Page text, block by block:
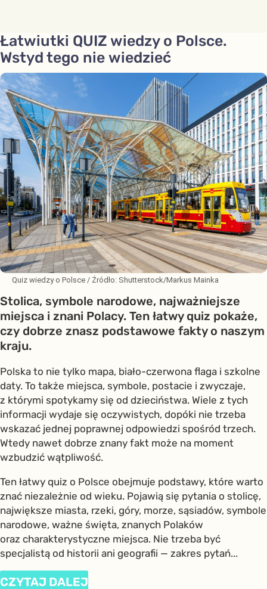
Łatwiutki QUIZ wiedzy o Polsce.
Wstyd tego nie wiedzieć
Quiz wiedzy o Polsce / Źródło: Shutterstock/Markus Mainka
Stolica, symbole narodowe, najważniejsze
miejsca i znani Polacy. Ten łatwy quiz pokaże,
czy dobrze znasz podstawowe fakty o naszym
kraju.
Polska to nie tylko mapa, biało-czerwona flaga i szkolne
daty. To także miejsca, symbole, postacie i zwyczaje,
z którymi spotykamy się od dzieciństwa. Wiele z tych
informacji wydaje się oczywistych, dopóki nie trzeba
wskazać jednej poprawnej odpowiedzi spośród trzech.
Wtedy nawet dobrze znany fakt może na moment
wzbudzić wątpliwość.
Ten łatwy quiz o Polsce obejmuje podstawy, które warto
znać niezależnie od wieku. Pojawią się pytania o stolicę,
największe miasta, rzeki, góry, morze, sąsiadów, symbole
narodowe, ważne święta, znanych Polaków
oraz charakterystyczne miejsca. Nie trzeba być
specjalistą od historii ani geografii — zakres pytań...
CZYTAJ DALEJ